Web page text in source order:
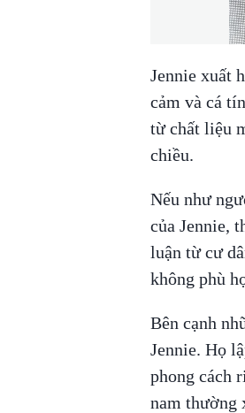
Jennie xuất
cảm và cá
từ chất liệu
chiều.
Nếu như
của Jennie,
luận từ cư
không phù
Bên cạnh
Jennie. Họ
phong cách
nam thường